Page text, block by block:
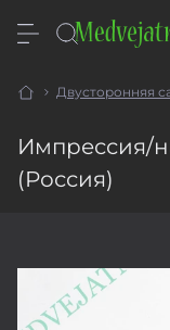
Двусторонняя
Импрессия/
(Россия)